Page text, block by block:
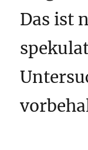
Das ist